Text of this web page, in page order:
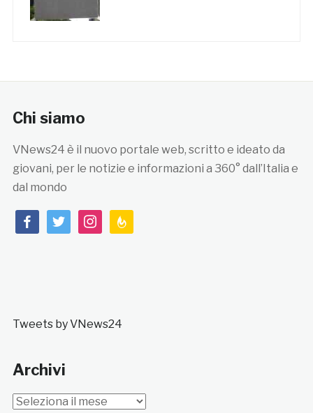
Chi siamo
VNews24 è il nuovo portale web, scritto e ideato da
giovani, per le notizie e informazioni a 360° dall’Italia e
dal mondo
facebooktwitterinstagramfeedburner
Tweets by VNews24
Archivi
Archivi